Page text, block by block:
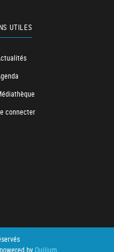
UTILES
connecter
, powered byQuilium